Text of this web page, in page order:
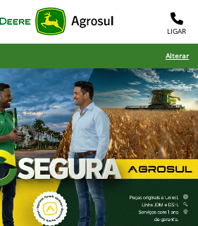
LIGAR
Alterar